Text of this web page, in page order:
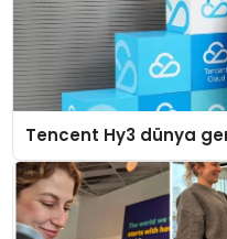
Tencent Hy3 dünya